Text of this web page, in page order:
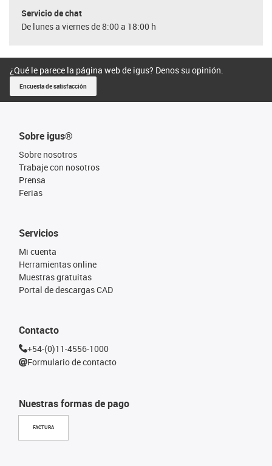
Servicio de chat
De lunes a viernes de 8:00 a 18:00 h
¿Qué le parece la página web de igus? Denos su opinión.
Encuesta de satisfacción
Sobre igus®
Sobre nosotros
Trabaje con nosotros
Prensa
Ferias
Nuestras formas de pago
FACTURA
Servicios
Mi cuenta
Herramientas online
Muestras gratuitas
Portal de descargas CAD
Contacto
+54-(0)11-4556-1000
Formulario de contacto